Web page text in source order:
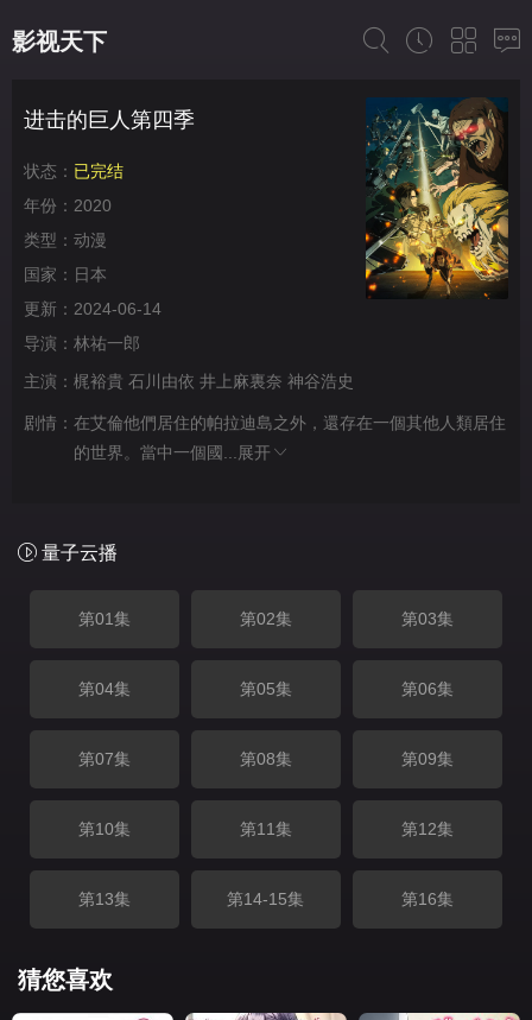
影视天下
进击的巨人第四季
状态： 已完结
年份： 2020
类型： 动漫
国家： 日本
更新： 2024-06-14
导演： 林祐一郎
主演： 梶裕貴 石川由依 井上麻裏奈 神谷浩史
剧情： 在艾倫他們居住的帕拉迪島之外，還存在一個其他人類居住
的世界。當中一個國...
展开
量子云播
第01集 第02集 第03集
第04集 第05集 第06集
第07集 第08集 第09集
第10集 第11集 第12集
第13集 第14-15集 第16集
猜您喜欢